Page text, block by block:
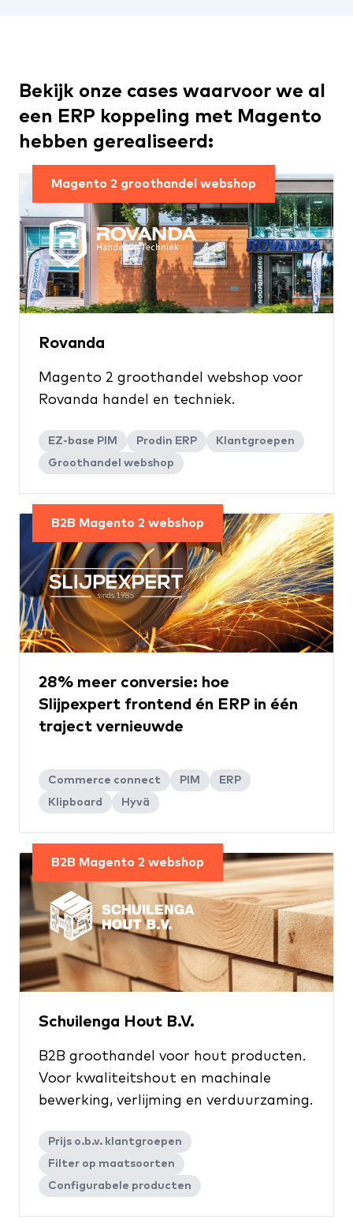
Bekijk onze cases waarvoor we al
een ERP koppeling met Magento
hebben gerealiseerd:
Magento 2 groothandel webshop
Rovanda
Magento 2 groothandel webshop voor
Rovanda handel en techniek.
EZ-base PIM Prodin ERP
Klantgroepen
Groothandel webshop
B2B Magento 2 webshop
28% meer conversie: hoe
Slijpexpert frontend én ERP in één
traject vernieuwde
Commerce connect PIM
ERP
Klipboard
Hyvä
B2B Magento 2 webshop
Schuilenga Hout B.V.
B2B groothandel voor hout producten.
Voor kwaliteitshout en machinale
bewerking, verlijming en verduurzaming.
Prijs o.b.v. klantgroepen
Filter op maatsoorten
Configurabele producten